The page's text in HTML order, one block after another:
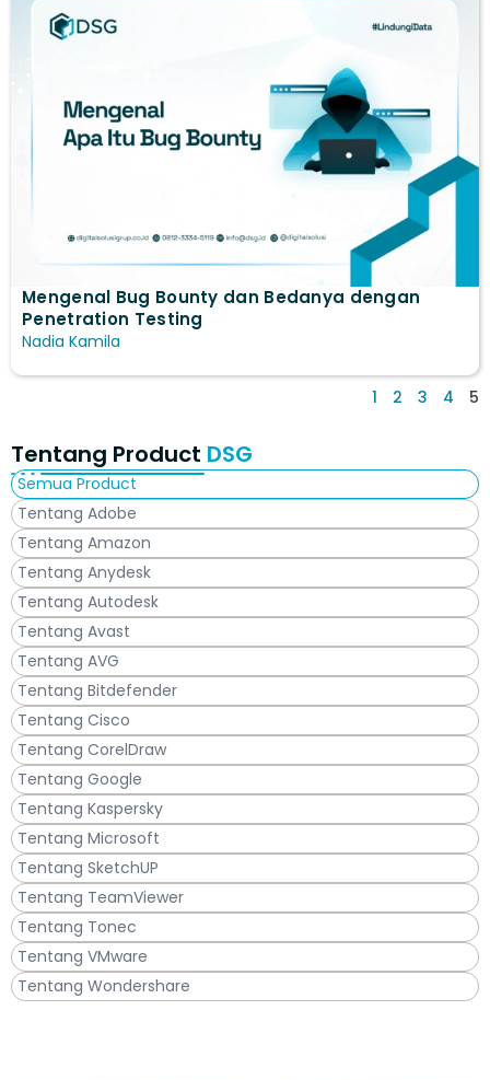
Mengenal Bug Bounty dan Bedanya dengan
Penetration Testing
Nadia Kamila
1 2 3 4 5
Tentang Product DSG
Tentang Adobe
Tentang Amazon
Tentang Anydesk
Tentang Autodesk
Tentang Avast
Tentang AVG
Tentang Bitdefender
Tentang Cisco
Tentang CorelDraw
Tentang Google
Tentang Kaspersky
Tentang Microsoft
Tentang SketchUP
Tentang TeamViewer
Tentang Tonec
Tentang VMware
Tentang Wondershare
Semua Product